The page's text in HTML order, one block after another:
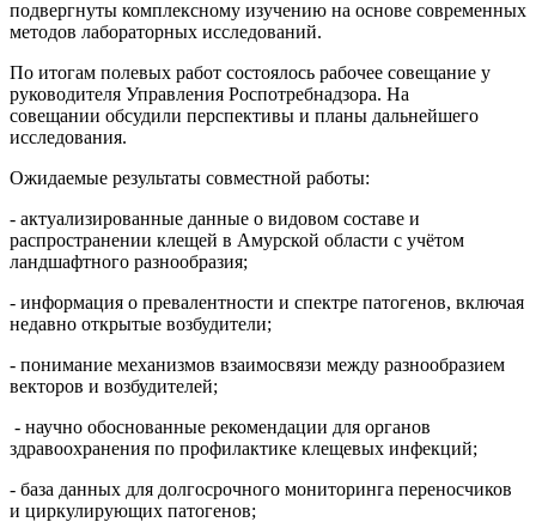
подвергнуты комплексному изучению на основе современных
методов лабораторных исследований.
По итогам полевых работ состоялось рабочее совещание у
руководителя Управления Роспотребнадзора. На
совещании обсудили перспективы и планы дальнейшего
исследования.
Ожидаемые результаты совместной работы:
- актуализированные данные о видовом составе и
распространении клещей в Амурской области с учётом
ландшафтного разнообразия;
- информация о превалентности и спектре патогенов, включая
недавно открытые возбудители;
- понимание механизмов взаимосвязи между разнообразием
векторов и возбудителей;
- научно обоснованные рекомендации для органов
здравоохранения по профилактике клещевых инфекций;
- база данных для долгосрочного мониторинга переносчиков
и циркулирующих патогенов;